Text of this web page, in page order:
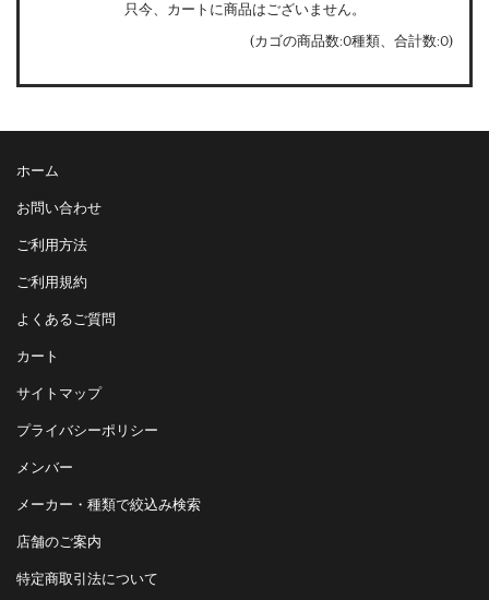
只今、カートに商品はございません。
(カゴの商品数:0種類、合計数:0)
ホーム
お問い合わせ
ご利用方法
ご利用規約
よくあるご質問
カート
サイトマップ
プライバシーポリシー
メンバー
メーカー・種類で絞込み検索
店舗のご案内
特定商取引法について